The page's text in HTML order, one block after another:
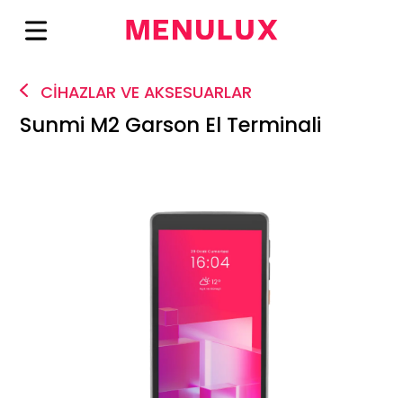
CİHAZLAR VE AKSESUARLAR
Sunmi M2 Garson El Terminali